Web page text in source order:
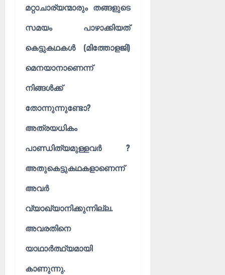
മറ്റാചാര്യന്മാരും തങ്ങളുടെ
സമയം പാഴാക്കിയത്
കെട്ടുകഥകൾ (മിത്തോളജി)
മെനയാനാണെന്ന്
നിങ്ങൾക്ക്
തോന്നുന്നുണ്ടോ?
അത്രയധികം
പാണ്ഡിത്യമുള്ളവർ ?
അതുകെട്ടുകഥകളാണെന്ന്
അവർ
വ്യാഖ്യാനിക്കുന്നില്ല.
അവരതിനെ
യാഥാർത്ഥ്യമായി
കാണുന്നു.